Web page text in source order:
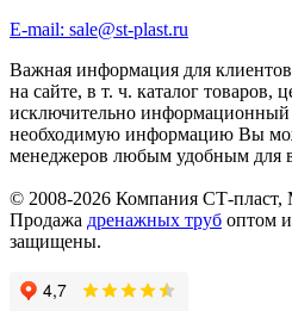
E-mail: sale@st-plast.ru
Важная информация для
на сайте, в т. ч. каталог товаров,
исключительно информационный
необходимую информацию Вы
менеджеров любым удобным для
© 2008-2026 Компания СТ-пласт,
Продажа дренажных труб оптом
защищены.